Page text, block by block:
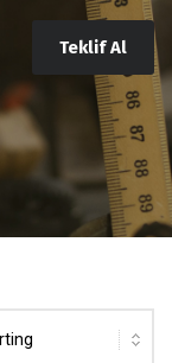
Teklif Al